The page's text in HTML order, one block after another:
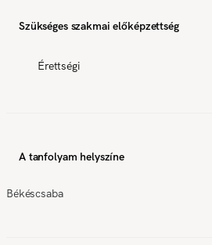
Szükséges szakmai előképzettség
Érettségi
A tanfolyam helyszíne
Békéscsaba